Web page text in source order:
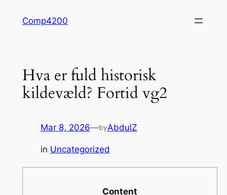
Comp4200
Hva er fuld historisk
kildevæld? Fortid vg2
Mar 8, 2026—byAbdulZ
in Uncategorized
Content